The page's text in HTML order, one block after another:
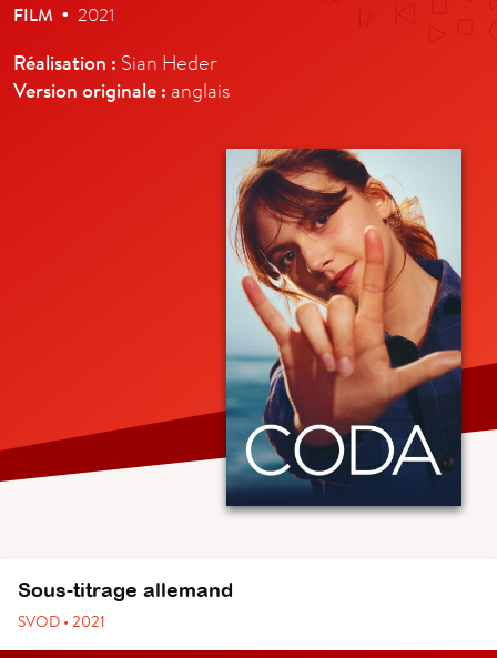
FILM • 2021
Réalisation : Sian Heder
Version originale : anglais
Sous-titrage allemand
SVOD • 2021